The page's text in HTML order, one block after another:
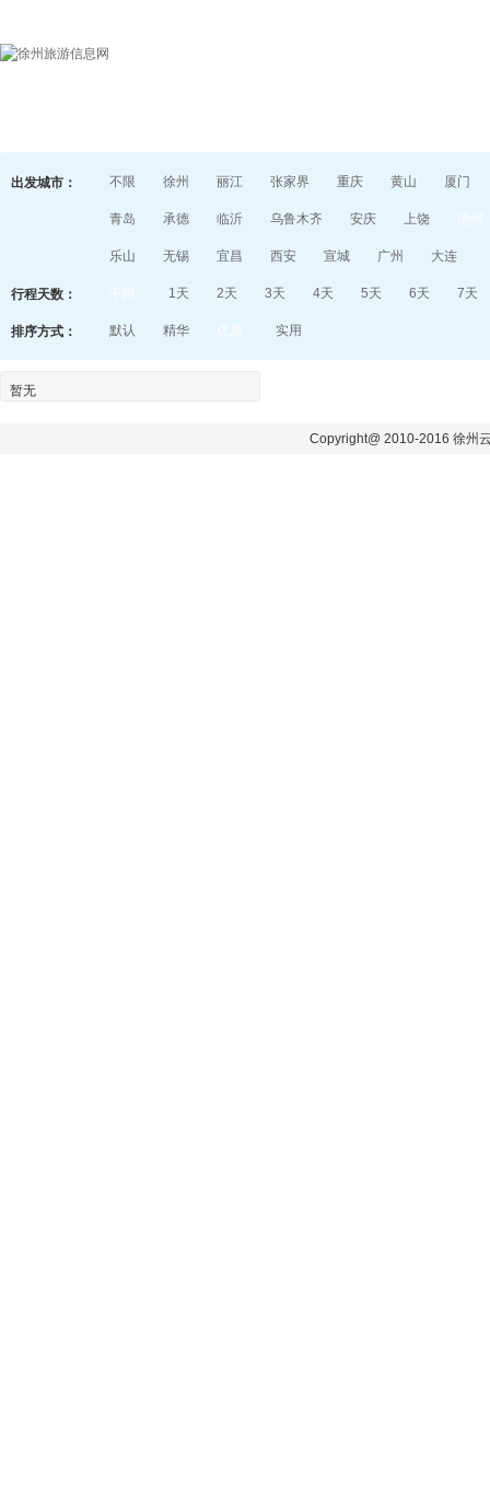
出发城市： 不限 徐州 丽江 张家界 重庆 黄山 厦门
青岛 承德 临沂 乌鲁木齐 安庆 上饶
乐山 无锡 宜昌 西安 宣城 广州 大连
行程天数： 1天 2天 3天 4天 5天 6天 7天
排序方式： 默认 精华 实用
暂无
Copyright@ 2010-2016 徐州